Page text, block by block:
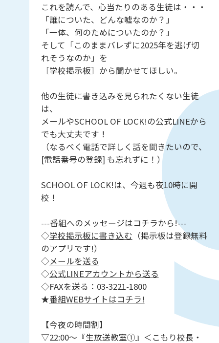
これを読んで、心当たりのある生徒は・・・
「誰についた、どんな嘘なのか？」
「一体、何のためについたのか？」
そして「このままバレずに2025年を逃げ切
れそうなのか」を
［学校掲示板］から聞かせてほしい。
他の生徒に書き込みを見られたくない生徒
は、
メールやSCHOOL OF LOCK!の公式LINEから
でも大丈夫です！
（なるべく電話で詳しく話を聞きたいので、
[電話番号の登録] も忘れずに！）
SCHOOL OF LOCK!は、今週も夜10時に開
校！
---番組へのメッセージはコチラから!---
◇学校掲示板に書き込む （掲示板は登録無料
のアプリです!）
◇メールを送る
◇公式LINEアカウントから送る
◇FAXを送る：03-3221-1800
★番組WEBサイトはコチラ!
【今夜の時間割】
▽22:00～『生放送教室①』＜こもり校長・